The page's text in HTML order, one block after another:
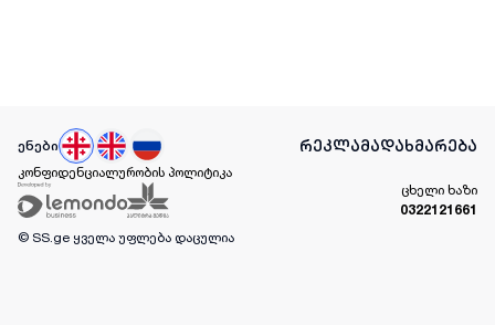
ენები რეკლამადახმარება
კონფიდენციალურობის პოლიტიკა
ცხელი ხაზი
0322121661
© SS.ge ყველა უფლება დაცულია